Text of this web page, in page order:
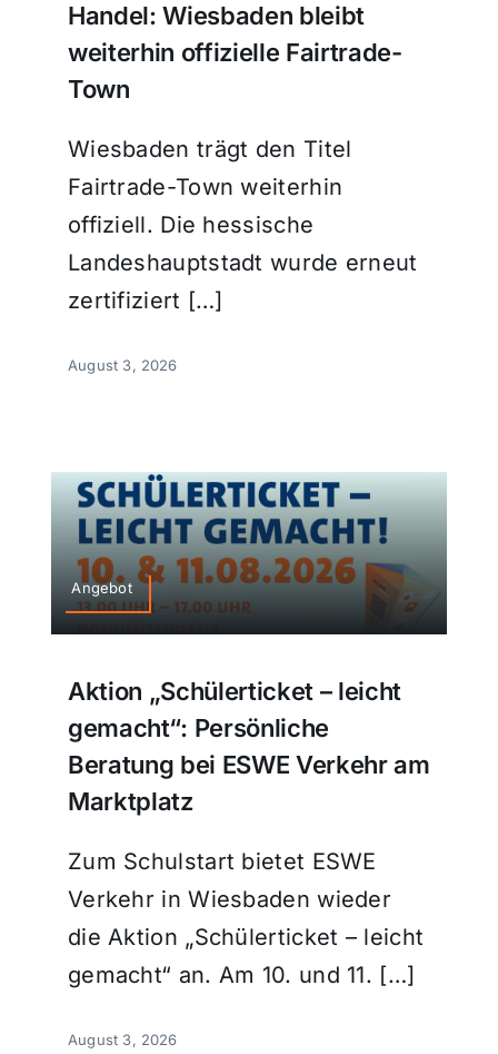
Handel: Wiesbaden bleibt
weiterhin offizielle Fairtrade-
Town
Wiesbaden trägt den Titel
Fairtrade-Town weiterhin
offiziell. Die hessische
Landeshauptstadt wurde erneut
zertifiziert […]
August 3, 2026
Angebot
Aktion „Schülerticket – leicht
gemacht“: Persönliche
Beratung bei ESWE Verkehr am
Marktplatz
Zum Schulstart bietet ESWE
Verkehr in Wiesbaden wieder
die Aktion „Schülerticket – leicht
gemacht“ an. Am 10. und 11. […]
August 3, 2026